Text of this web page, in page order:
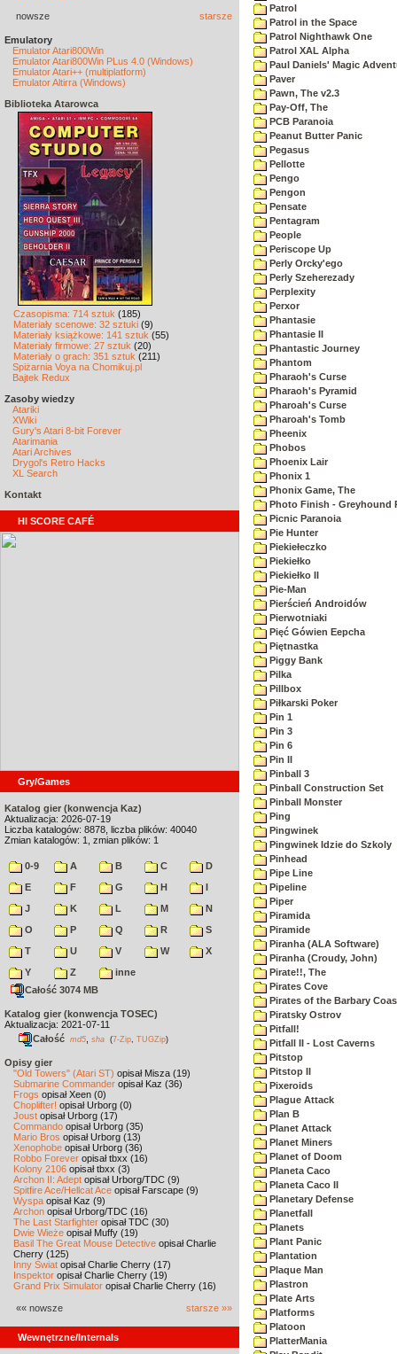
nowsze starsze
Emulatory
Emulator Atari800Win
Emulator Atari800Win PLus 4.0 (Windows)
Emulator Atari++ (multiplatform)
Emulator Altirra (Windows)
Biblioteka Atarowca
Czasopisma: 714 sztuk (185)
Materiały scenowe: 32 sztuki (9)
Materiały książkowe: 141 sztuk (55)
Materiały firmowe: 27 sztuk (20)
Materiały o grach: 351 sztuk (211)
Spiżarnia Voya na Chomikuj.pl
Bajtek Redux
Zasoby wiedzy
Atariki
XWiki
Gury's Atari 8-bit Forever
Atarimania
Atari Archives
Drygol's Retro Hacks
XL Search
Kontakt
HI SCORE CAFÉ
Gry/Games
Katalog gier (konwencja Kaz)
Aktualizacja: 2026-07-19
Liczba katalogów: 8878, liczba plików: 40040
Zmian katalogów: 1, zmian plików: 1
0-9 A B C
D
E
F G H
I
J
K L M
N
O
P Q R
S
T
U V W
X
Y
Z
inne
Całość 3074 MB
Katalog gier (konwencja TOSEC)
Aktualizacja: 2021-07-11
Całość md5 sha (7-Zip TUGZip)
Opisy gier
"Old Towers" (Atari ST) opisał Misza (19)
Submarine Commander opisał Kaz (36)
Frogs opisał Xeen (0)
Choplifter! opisał Urborg (0)
Joust opisał Urborg (17)
Commando opisał Urborg (35)
Mario Bros opisał Urborg (13)
Xenophobe opisał Urborg (36)
Robbo Forever opisał tbxx (16)
Kolony 2106 opisał tbxx (3)
Archon II: Adept opisał Urborg/TDC (9)
Spitfire Ace/Hellcat Ace opisał Farscape (9)
Wyspa opisał Kaz (9)
Archon opisał Urborg/TDC (16)
The Last Starfighter opisał TDC (30)
Dwie Wieże opisał Muffy (19)
Basil The Great Mouse Detective opisał Charlie
Cherry (125)
Inny Świat opisał Charlie Cherry (17)
Inspektor opisał Charlie Cherry (19)
Grand Prix Simulator opisał Charlie Cherry (16)
«« nowsze starsze »»
Wewnętrzne/Internals
Patrol
Patrol in the Space
Patrol Nighthawk One
Patrol XAL Alpha
Paul Daniels' Magic
Paver
Pawn, The v2.3
Pay-Off, The
PCB Paranoia
Peanut Butter Panic
Pegasus
Pellotte
Pengo
Pengon
Pensate
Pentagram
People
Periscope Up
Perly Orcky'ego
Perly Szeherezady
Perplexity
Perxor
Phantasie
Phantasie II
Phantastic Journey
Phantom
Pharaoh's Curse
Pharaoh's Pyramid
Pharoah's Curse
Pharoah's Tomb
Pheenix
Phobos
Phoenix Lair
Phonix 1
Phonix Game, The
Photo Finish - Greyhound
Picnic Paranoia
Pie Hunter
Piekiełeczko
Piekiełko
Piekiełko II
Pie-Man
Pierścień Androidów
Pierwotniaki
Pięć Gówien Eepcha
Piętnastka
Piggy Bank
Pilka
Pillbox
Piłkarski Poker
Pin 1
Pin 3
Pin 6
Pin II
Pinball 3
Pinball Construction Set
Pinball Monster
Ping
Pingwinek
Pingwinek Idzie do Szkoly
Pinhead
Pipe Line
Pipeline
Piper
Piramida
Piramide
Piranha (ALA Software)
Piranha (Croudy, John)
Pirate!!, The
Pirates Cove
Pirates of the Barbary
Piratsky Ostrov
Pitfall!
Pitfall II - Lost Caverns
Pitstop
Pitstop II
Pixeroids
Plague Attack
Plan B
Planet Attack
Planet Miners
Planet of Doom
Planeta Caco
Planeta Caco II
Planetary Defense
Planetfall
Planets
Plant Panic
Plantation
Plaque Man
Plastron
Plate Arts
Platforms
Platoon
PlatterMania